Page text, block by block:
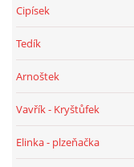
Cipísek
Tedík
Arnoštek
Vavřík - Kryštůfek
Elinka - plzeňačka